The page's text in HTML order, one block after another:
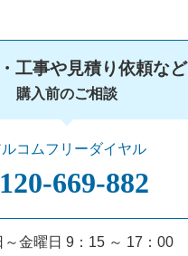
工事や見積り依頼など
購入前のご相談
ルコムフリーダイヤル
～金曜日 9：15 ～ 17：00